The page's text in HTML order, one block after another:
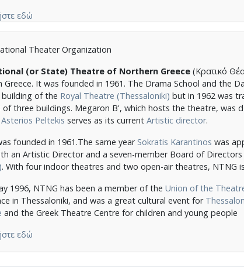
εδώ
Theater Organization
(or State) Theatre of Northern Greece (Κρατικό
Greece. It was founded in 1961. The Drama School and the
of the Royal Theatre (Thessaloniki) but in 1962 was
of three buildings. Megaron B', which hosts the theatre, was
Asterios Peltekis serves as its currentArtistic director.
founded in 1961.The same year Sokratis Karantinos was
an Artistic Director and a seven-member Board of
. With four indoor theatres and two open-air theatres, NTNG
1996, NTNG has been a member of theUnion of the
in Thessaloniki, and was a great cultural event for
and the Greek Theatre Centre for children and young people
εδώ